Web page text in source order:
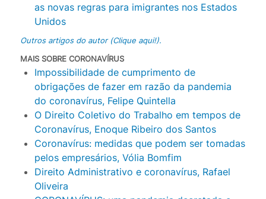
as novas regras para imigrantes nos Estados
Unidos
Outros artigos do autor (Clique aqui!).
MAIS SOBRE CORONAVÍRUS
Impossibilidade de cumprimento de
obrigações de fazer em razão da pandemia
do coronavírus, Felipe Quintella
O Direito Coletivo do Trabalho em tempos de
Coronavírus, Enoque Ribeiro dos Santos
Coronavírus: medidas que podem ser tomadas
pelos empresários, Vólia Bomfim
Direito Administrativo e coronavírus, Rafael
Oliveira